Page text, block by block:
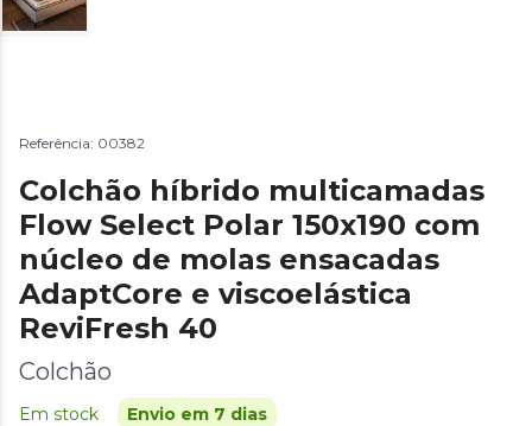
Referência: 00382
Colchão híbrido multicamadas
Flow Select Polar 150x190 com
núcleo de molas ensacadas
AdaptCore e viscoelástica
ReviFresh 40
Colchão
Em stock Envio em 7 dias